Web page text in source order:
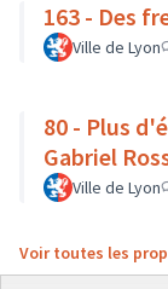
163 - Des
Ville de Lyon
80 - Plus
Gabriel
Ville de Lyon
Voir toutes les